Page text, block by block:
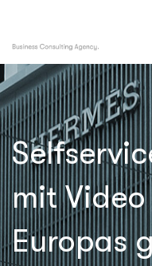
mit
Europas